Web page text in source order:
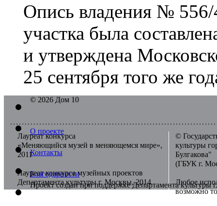
Опись владения № 556/
участка была
и утверждена
25 сентября того же
© 2026 Дом 10
О проекте
Контакты
Благодарности
Проект создан при поддержке Департамента
Лауреат конкурса
«Меняющийся музей в меняющемся мире»,
2011
Лауреат конкурса музейных проектов
Департамента культуры г. Москвы, 2014
©
культуры
Булгакова"
(ГБУК г.
Любое
возможно